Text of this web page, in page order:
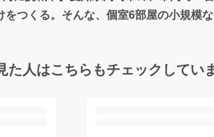
つくる。そんな、個室6部屋の小規模
た人はこちらもチェックしてい